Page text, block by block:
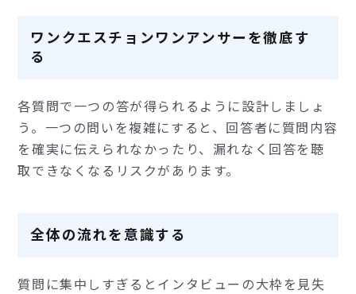
ワンクエスチョンワンアンサーを徹底す
る
各質問で一つの答が得られるように設計しましょ
う。一つの問いを複雑にすると、回答者に質問内容
を確実に伝えられなかったり、漏れなく回答を聴
取できなくなるリスクがあります。
全体の流れを意識する
質問に集中しすぎるとインタビューの大枠を見失